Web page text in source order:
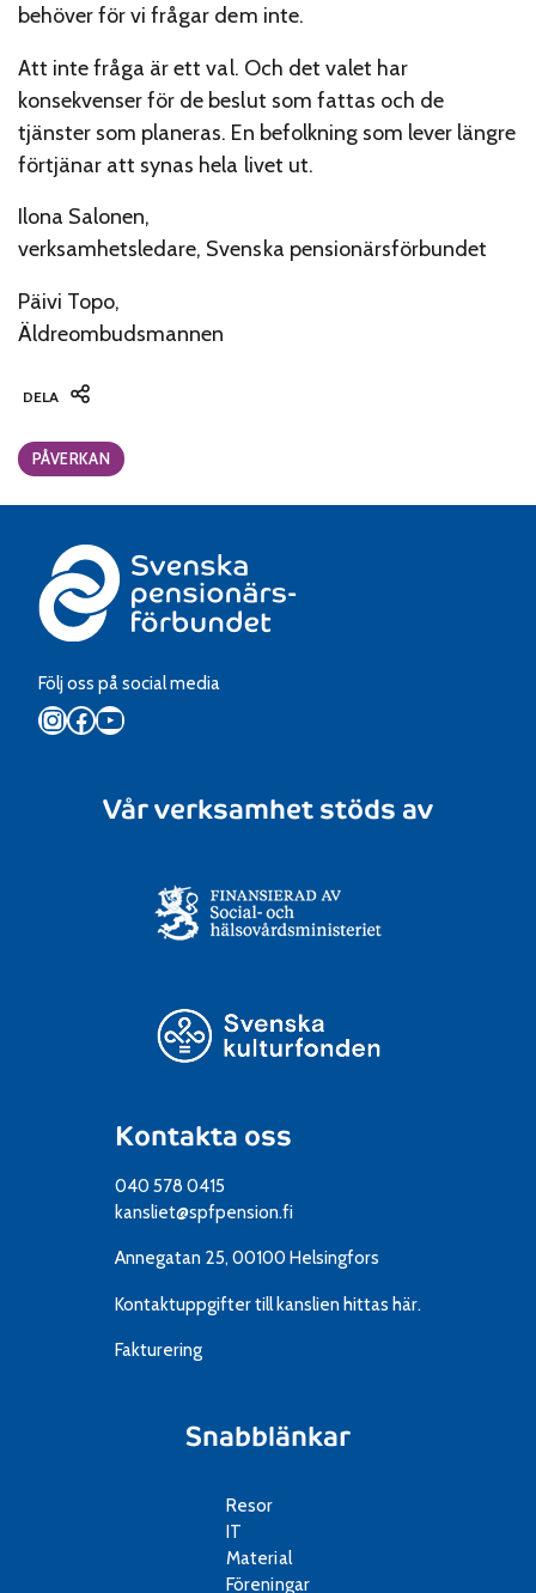
behöver för vi frågar dem inte.
Att inte fråga är ett val. Och det valet har
konsekvenser för de beslut som fattas och de
tjänster som planeras. En befolkning som lever längre
förtjänar att synas hela livet ut.
Ilona Salonen,
verksamhetsledare, Svenska pensionärsförbundet
Päivi Topo,
Äldreombudsmannen
DELA
Categories:
PÅVERKAN
Följ oss på social media
Instagram
Facebook
YouTube
Kontakta oss
040 578 0415
kansliet@spfpension.fi
Annegatan 25, 00100 Helsingfors
Kontaktuppgifter till kanslienhittas här.
Fakturering
Snabblänkar
Resor
IT
Material
Föreningar
Vår verksamhet stöds av